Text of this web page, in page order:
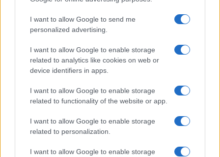
I want to allow Google to send me
personalized advertising.
I want to allow Google to enable storage
related to analytics like cookies on web or
device identifiers in apps.
I want to allow Google to enable storage
related to functionality of the website or app.
I want to allow Google to enable storage
related to personalization.
I want to allow Google to enable storage
Noemi in ospedale: il racconto della riabilitazione e il
Susanna Riva · 6 Ago 2026